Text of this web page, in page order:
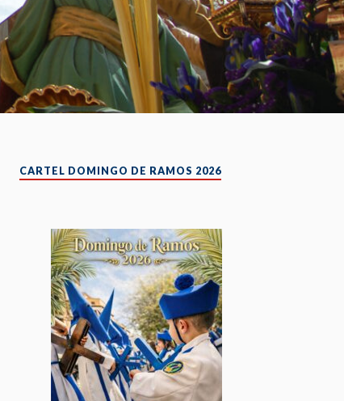
CARTEL DOMINGO DE RAMOS 2026